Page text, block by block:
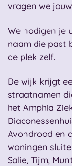
vragen we
We nodigen je
naam die past
de plek zelf.
De wijk krijgt
straatnamen
het Amphia
Avondrood en
woningen
Salie, Tijm,